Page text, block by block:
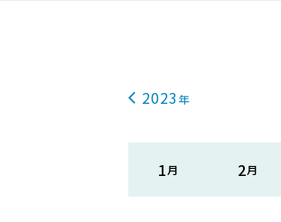
2023
1 2